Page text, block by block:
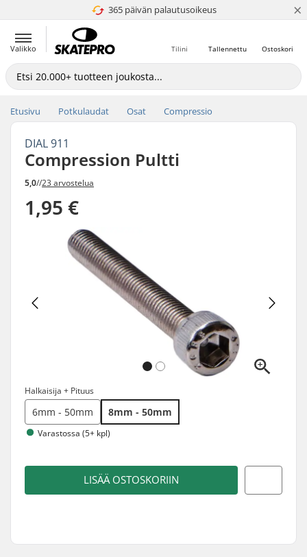
365 päivän palautusoikeus
4.8 / 5 ×
Valikko Ostoskori
Tallennettu
Tilini
Etusivu Potkulaudat Osat Compressio
DIAL 911
Compression Pultti
5,0//23 arvostelua
1,95 €
Halkaisija + Pituus
6mm - 50mm 8mm - 50mm
Varastossa (5+ kpl)
LISÄÄ OSTOSKORIIN